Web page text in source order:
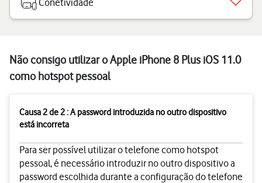
Conetividade
Não consigo utilizar o Apple iPhone 8 Plus iOS 11.0
como hotspot pessoal
Causa 2 de 2 : A password introduzida no outro dispositivo
está incorreta
Para ser possível utilizar o telefone como hotspot
pessoal, é necessário introduzir no outro dispositivo a
password escolhida durante a configuração do telefone